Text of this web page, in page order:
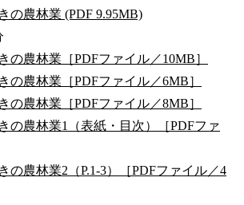
の農林業 (PDF 9.95MB)
の農林業［PDFファイル／10MB］
の農林業［PDFファイル／6MB］
の農林業［PDFファイル／8MB］
の農林業1（表紙・目次）［PDFファ
の農林業2（P.1-3）［PDFファイル／4